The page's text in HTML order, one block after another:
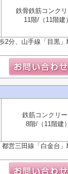
鉄骨鉄筋コンクリ
11階/（11階建）
2分、山手線「目黒」
鉄筋コンクリー
8階/（11階建）
営三田線「白金台」